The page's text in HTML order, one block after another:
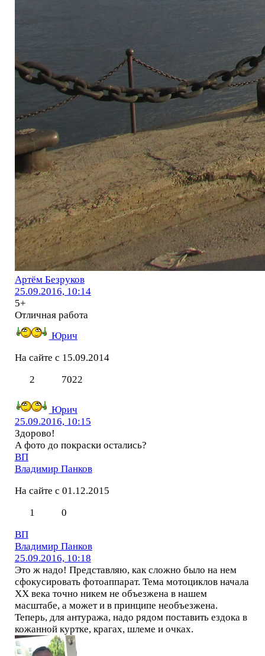
Артём Безруков
25.09.2016, 10:14
5+
Отличная работа
Юрич
На сайте с 15.09.2014
2
7022
Юрич
25.09.2016, 10:15
Здорово!
А фото до покраски остались?
ВП
Владимир Панков
На сайте с 01.12.2015
1
0
ВП
Владимир Панков
25.09.2016, 10:18
Это ж надо! Представляю, как сложно было на нем
сфокусировать фотоаппарат. Тема мотоциклов начала
ХХ века точно никем не объезжена в нашем
масштабе, а может и в принципе необъезжена.
Теперь, для антуража, надо рядом поставить ездока в
кожанной куртке, крагах, шлеме и очках.